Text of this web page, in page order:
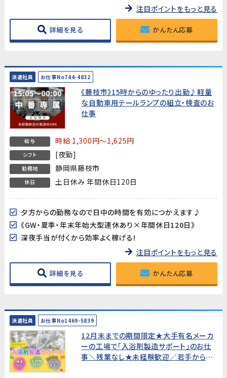
注目ポイントをもっと見る
詳細を見る かんたん応募
派遣社員 お仕事No744-4832
《藤枝市》15時からのゆったり出勤♪軽量
な自動車用テールランプの組立・検査のお
仕事
給与 時給 1,300円～1,625円
シフト [夜勤]
勤務地 静岡県藤枝市
休日 土日休み 年間休日120日
夕方からの勤務なので日中の時間を有効につかえます♪
《GW・夏季・年末年始大型連休あり×年間休日120日》
深夜手当が付くから効率よく稼げる!
注目ポイントをもっと見る
詳細を見る かんたん応募
派遣社員 お仕事No1469-5839
12月末までの期間限定★大手有名メーカ
ーの工場で「入浴剤製造サポート」のお仕
事＼残業なし★未経験歓迎／若手からミ